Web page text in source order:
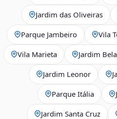
Jardim das Oliveiras
Parque Jambeiro Vila
Vila Marieta Jardim
Jardim Leonor
Parque Itália
Jardim Santa Cruz